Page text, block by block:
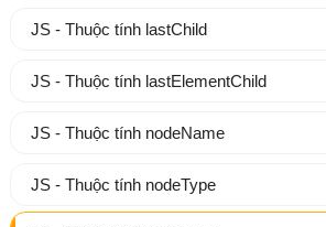
JS - Thuộc tính lastChild
JS - Thuộc tính lastElementChild
JS - Thuộc tính nodeName
JS - Thuộc tính nodeType